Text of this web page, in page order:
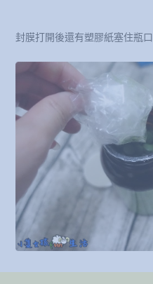
封膜打開後還有塑膠紙塞住瓶口